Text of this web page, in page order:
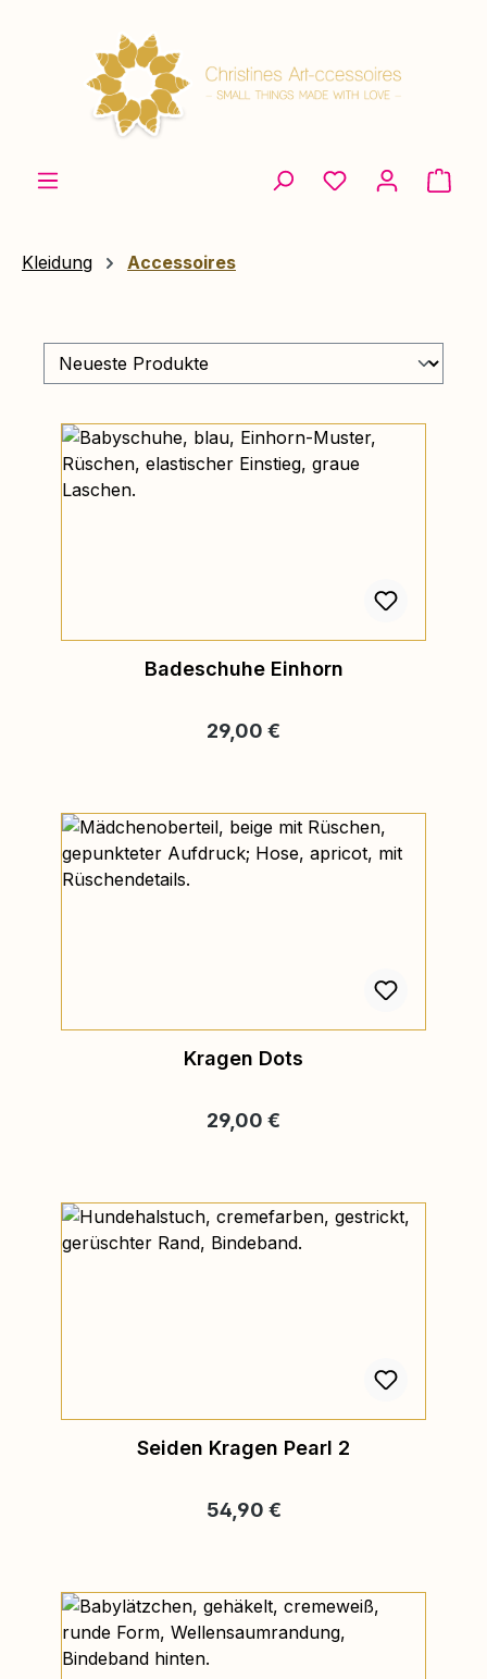
Kleidung Accessoires
Badeschuhe Einhorn
Regulärer Preis:
29,00 €
Kragen Dots
Regulärer Preis:
29,00 €
Seiden Kragen Pearl 2
Regulärer Preis:
54,90 €